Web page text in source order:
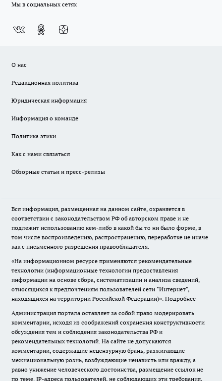
Мы в социальных сетях
О нас
Редакционная политика
Юридическая информация
Информация о команде
Политика этики
Как с нами связаться
Обзорные статьи и пресс-релизы
Вся информация, размещенная на данном сайте, охраняется в
соответствии с законодательством РФ об авторском праве и не
подлежит использованию кем-либо в какой бы то ни было форме, в
том числе воспроизведению, распространению, переработке не иначе
как с письменного разрешения правообладателя.
«На информационном ресурсе применяются рекомендательные
технологии (информационные технологии предоставления
информации на основе сбора, систематизации и анализа сведений,
относящихся к предпочтениям пользователей сети "Интернет",
находящихся на территории Российской Федерации)». Подробнее
Администрация портала оставляет за собой право модерировать
комментарии, исходя из соображений сохранения конструктивности
обсуждения тем и соблюдения законодательства РФ и
рекомендательных технологий. На сайте не допускаются
комментарии, содержащие нецензурную брань, разжигающие
межнациональную рознь, возбуждающие ненависть или вражду, а
равно унижение человеческого достоинства, размещение ссылок не
по теме. IP-адреса пользователей, не соблюдающих эти требования,